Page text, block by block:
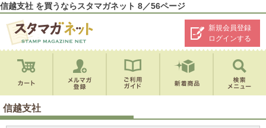
信越支社 を買うならスタマガネット 8／56ページ
新規会員登録
ログインする
信越支社